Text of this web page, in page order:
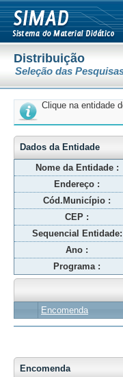
Distribuição
Seleção das
Clique na entidade
Dados da Entidade
Nome da Entidade :
Endereço :
Cód.Município :
CEP :
Sequencial Entidade:
Ano :
Programa :
Encomenda
Encomenda